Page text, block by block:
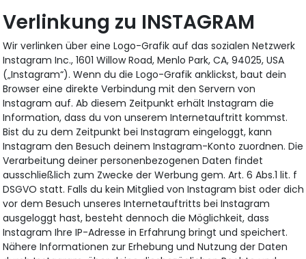
Verlinkung zu INSTAGRAM
Wir verlinken über eine Logo-Grafik auf das sozialen Netzwerk
Instagram Inc., 1601 Willow Road, Menlo Park, CA, 94025, USA
(„Instagram“). Wenn du die Logo-Grafik anklickst, baut dein
Browser eine direkte Verbindung mit den Servern von
Instagram auf. Ab diesem Zeitpunkt erhält Instagram die
Information, dass du von unserem Internetauftritt kommst.
Bist du zu dem Zeitpunkt bei Instagram eingeloggt, kann
Instagram den Besuch deinem Instagram-Konto zuordnen. Die
Verarbeitung deiner personenbezogenen Daten findet
ausschließlich zum Zwecke der Werbung gem. Art. 6 Abs.1 lit. f
DSGVO statt. Falls du kein Mitglied von Instagram bist oder dich
vor dem Besuch unseres Internetauftritts bei Instagram
ausgeloggt hast, besteht dennoch die Möglichkeit, dass
Instagram Ihre IP-Adresse in Erfahrung bringt und speichert.
Nähere Informationen zur Erhebung und Nutzung der Daten